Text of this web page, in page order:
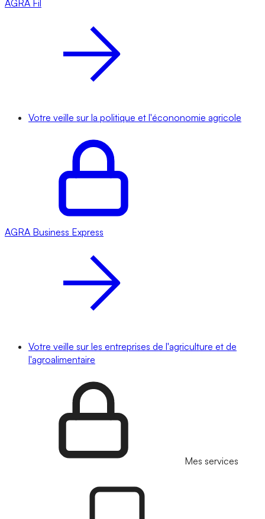
AGRA Fil
Votre veille sur la politique et l'écononomie agricole
AGRA Business Express
Votre veille sur les entreprises de l'agriculture et de
l'agroalimentaire
Mes services